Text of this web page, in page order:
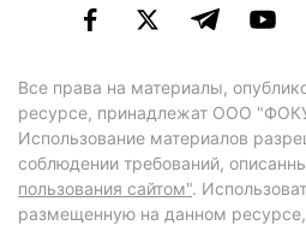
Все права на материалы,
ресурсе, принадлежат ООО
Использование материалов
соблюдении требований,
пользования сайтом".
размещенную на данном